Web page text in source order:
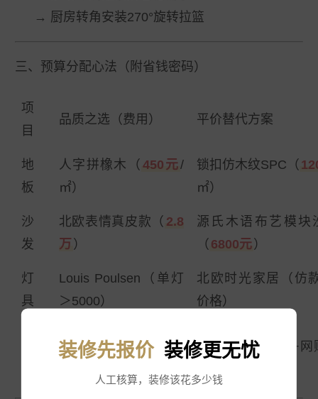
→ 厨房转角安装270°旋转拉篮
三、预算分配心法（附省钱密码）
项
目
品质之选（费用） 平价替代方案
地
板
人字拼橡木（ 450元/
㎡）
锁扣仿木纹SPC（
㎡）
沙
发
北欧表情真皮款（ 2.8
万 ）
源氏木语布艺模块
（ 6800元 ）
灯
具
Louis Poulsen（单灯
＞5000）
北欧时光家居（仿
价格）
进口手绘版画
自己拍摄风景照+网
装修先报价 装修更无忧
人工核算，装修该花多少钱